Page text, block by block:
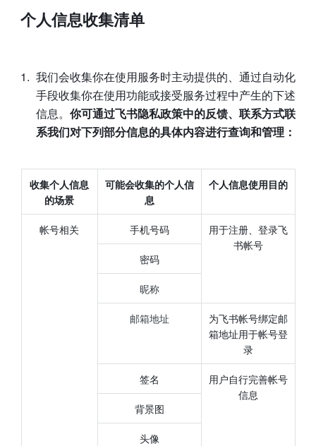
个人信息收集清单
我们会收集你在使用服务时主动提供的、通过自动化
手段收集你在使用功能或接受服务过程中产生的下述
信息。 你可通过飞书隐私政策中的反馈、联系方式联
系我们对下列部分信息的具体内容进行查询和管理：
收集个人信息
的场景
可能会收集的个人信
息
个人信息使用目的
帐号相关 手机号码
用于注册、登录飞
书帐号
密码
昵称
邮箱地址
为飞书帐号绑定邮
箱地址用于帐号登
录
签名
用户自行完善帐号
信息
背景图
头像